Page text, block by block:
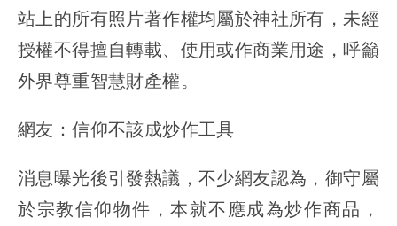
站上的所有照片著作權均屬於神社所有，未經
授權不得擅自轉載、使用或作商業用途，呼籲
外界尊重智慧財產權。
網友：信仰不該成炒作工具
消息曝光後引發熱議，不少網友認為，御守屬
於宗教信仰物件，本就不應成為炒作商品，